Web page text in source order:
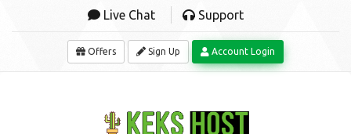
Live Chat Support
Offers Sign Up Account Login